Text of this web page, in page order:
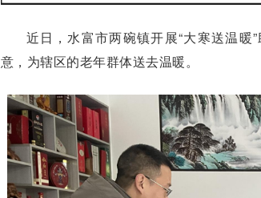
近日，水富市两碗镇开展“大寒送温
意，为辖区的老年群体送去温暖。